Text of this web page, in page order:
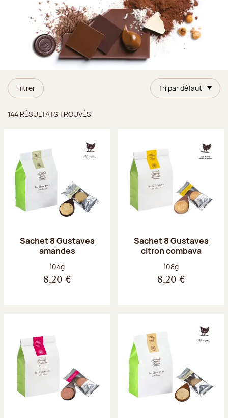
Filtrer Tri par défaut
144 RÉSULTATS TROUVÉS
Sachet 8 Gustaves
amandes
Poids net :
104g
8,20 €
Sachet 8 Gustaves
citron combava
Poids net :
108g
8,20 €